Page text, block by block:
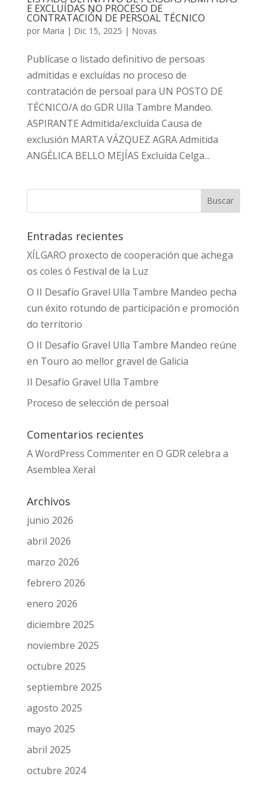
E EXCLUÍDAS NO PROCESO DE
CONTRATACIÓN DE PERSOAL TÉCNICO
por Maria | Dic 15, 2025 | Novas
Publícase o listado definitivo de persoas
admitidas e excluídas no proceso de
contratación de persoal para UN POSTO DE
TÉCNICO/A do GDR Ulla Tambre Mandeo.
ASPIRANTE Admitida/excluída Causa de
exclusión MARTA VÁZQUEZ AGRA Admitida
ANGÉLICA BELLO MEJÍAS Excluída Celga...
Entradas recientes
XÍLGARO proxecto de cooperación que achega
os coles ó Festival de la Luz
O II Desafío Gravel Ulla Tambre Mandeo pecha
cun éxito rotundo de participación e promoción
do territorio
O II Desafío Gravel Ulla Tambre Mandeo reúne
en Touro ao mellor gravel de Galicia
II Desafío Gravel Ulla Tambre
Proceso de selección de persoal
Comentarios recientes
A WordPress Commenteren O GDR celebra a
Asemblea Xeral
Archivos
junio 2026
abril 2026
marzo 2026
febrero 2026
enero 2026
diciembre 2025
noviembre 2025
octubre 2025
septiembre 2025
agosto 2025
mayo 2025
abril 2025
octubre 2024